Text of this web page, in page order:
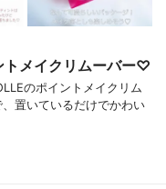
トメイクリムーバー♡
のポイントメイクリム
置いているだけでかわい